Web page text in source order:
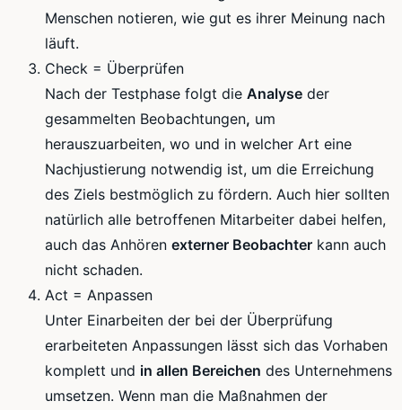
Menschen notieren, wie gut es ihrer Meinung nach
läuft.
Check = Überprüfen
Nach der Testphase folgt die Analyse der
gesammelten Beobachtungen, um
herauszuarbeiten, wo und in welcher Art eine
Nachjustierung notwendig ist, um die Erreichung
des Ziels bestmöglich zu fördern. Auch hier sollten
natürlich alle betroffenen Mitarbeiter dabei helfen,
auch das Anhören externer Beobachter kann auch
nicht schaden.
Act = Anpassen
Unter Einarbeiten der bei der Überprüfung
erarbeiteten Anpassungen lässt sich das Vorhaben
komplett und in allen Bereichen des Unternehmens
umsetzen. Wenn man die Maßnahmen der